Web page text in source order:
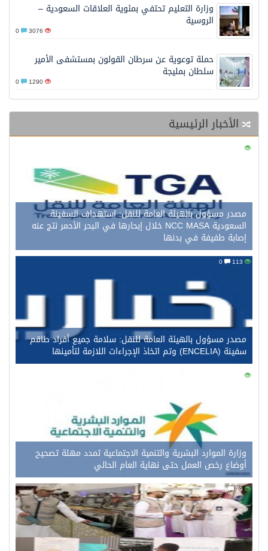
وزارة التعليم تحتفي بمئوية العلاقات السعودية –
الروسية
3076
حملة توعوية عن سرطان القولون بمستشفى الأمير
سلطان بمليجة
1290
الأخبار الرئيسية
127
مصدر مسؤول بالهيئة العامة للنقل: استهداف السفينة
السعودية NCC MASA خلال إبحارها في البحر الأحمر نتج عنه
إصابة طفيفة في بدنها
مصدر مسؤول بالهيئة العامة للنقل: سلامة جميع أفراد طاقم
سفينة (ENCELIA) وتم اتخاذ الإجراءات اللازمة لتأمينها
99
وزارة الموارد البشرية والتنمية الاجتماعية تمدد مهلة تصحيح
أوضاع رخص العمل حتى نهاية العام الحالي
79
0